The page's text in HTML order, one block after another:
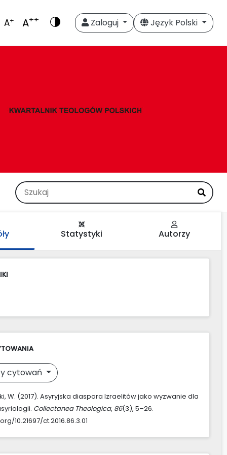
A+ A++ Zaloguj Język Polski
Statystyki Autorzy
cytowań
W. (2017). Asyryjska diaspora Izraelitów jako wyzwanie dla
Collectanea Theologica, 86(3), 5–26.
10.21697/ct.2016.86.3.01